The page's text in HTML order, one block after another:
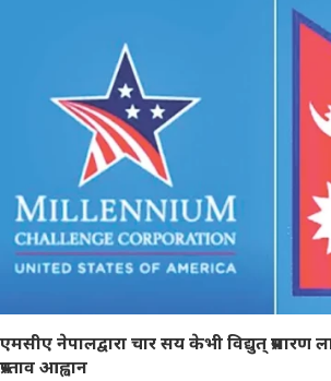
एमसीए नेपालद्वारा चार सय केभी विद्युत् प्रसारण
प्रस्ताव आह्वान